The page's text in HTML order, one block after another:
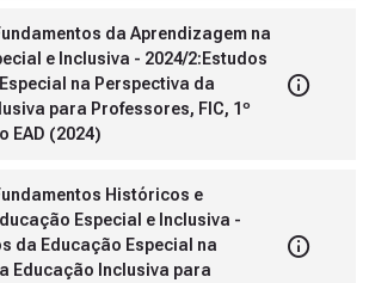
da Aprendizagem na
e Inclusiva - 2024/2:Estudos
na Perspectiva da
para Professores, FIC, 1º
EAD (2024)
Históricos e
Especial e Inclusiva -
da Educação Especial na
Educação Inclusiva para